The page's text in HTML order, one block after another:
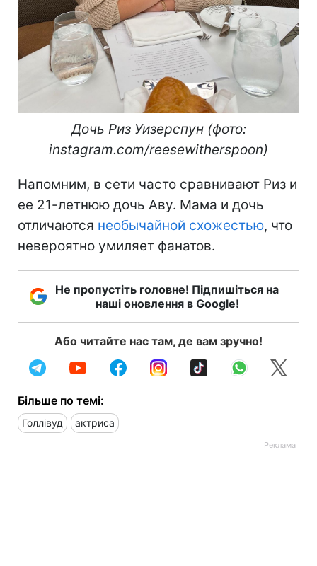
Дочь Риз Уизерспун (фото:
instagram.com/reesewitherspoon)
Напомним, в сети часто сравнивают Риз и
ее 21-летнюю дочь Аву. Мама и дочь
отличаются необычайной схожестью, что
невероятно умиляет фанатов.
Не пропустіть головне! Підпишіться на
наші оновлення в Google!
Або читайте нас там, де вам зручно!
Більше по темі:
Голлівуд актриса